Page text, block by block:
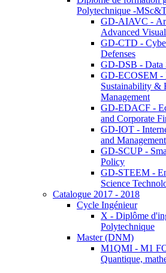
Polytechnique -
GD-AIAVC -
Advanced
GD-CTD -
Defenses
GD-DSB - Data
GD-ECOSEM -
Sustainability &
Management
GD-EDACF -
and Corporate
GD-IOT -
and
GD-SCUP -
Policy
GD-STEEM -
Science
Catalogue 2017 - 2018
Cycle Ingénieur
X - Diplôme
Polytechnique
Master (DNM)
M1QMI - M1
Quantique,